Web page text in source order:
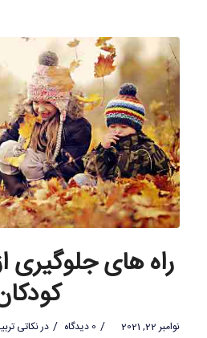
راه های جلوگیری
نوامبر 22, 2021 / 0 دیدگاه / درنکاتی